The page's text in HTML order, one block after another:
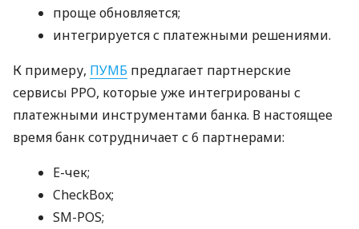
проще обновляется;
интегрируется с платежными решениями.
К примеру, ПУМБ предлагает партнерские
сервисы РРО, которые уже интегрированы с
платежными инструментами банка. В настоящее
время банк сотрудничает с 6 партнерами:
E-чек;
CheckBox;
SM-POS;